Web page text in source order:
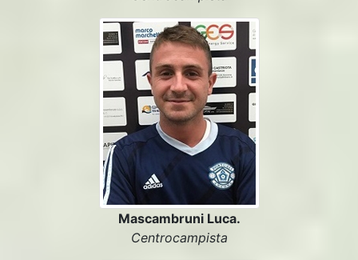
Mascambruni Luca.
Centrocampista